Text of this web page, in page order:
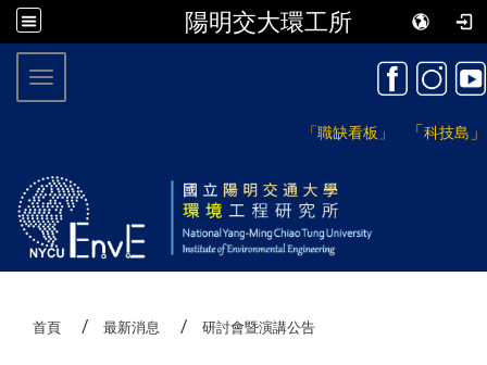
陽明交大環工所
「職缺看板」 「科技島 」
Toggle navigation
首頁 最新消息 研討會暨演講公告